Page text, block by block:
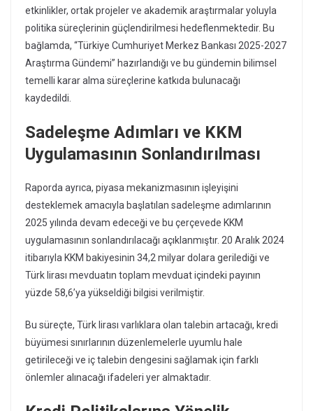
etkinlikler, ortak projeler ve akademik araştırmalar yoluyla
politika süreçlerinin güçlendirilmesi hedeflenmektedir. Bu
bağlamda, “Türkiye Cumhuriyet Merkez Bankası 2025-2027
Araştırma Gündemi” hazırlandığı ve bu gündemin bilimsel
temelli karar alma süreçlerine katkıda bulunacağı
kaydedildi.
Sadeleşme Adımları ve KKM
Uygulamasının Sonlandırılması
Raporda ayrıca, piyasa mekanizmasının işleyişini
desteklemek amacıyla başlatılan sadeleşme adımlarının
2025 yılında devam edeceği ve bu çerçevede KKM
uygulamasının sonlandırılacağı açıklanmıştır. 20 Aralık 2024
itibarıyla KKM bakiyesinin 34,2 milyar dolara gerilediği ve
Türk lirası mevduatın toplam mevduat içindeki payının
yüzde 58,6’ya yükseldiği bilgisi verilmiştir.
Bu süreçte, Türk lirası varlıklara olan talebin artacağı, kredi
büyümesi sınırlarının düzenlemelerle uyumlu hale
getirileceği ve iç talebin dengesini sağlamak için farklı
önlemler alınacağı ifadeleri yer almaktadır.